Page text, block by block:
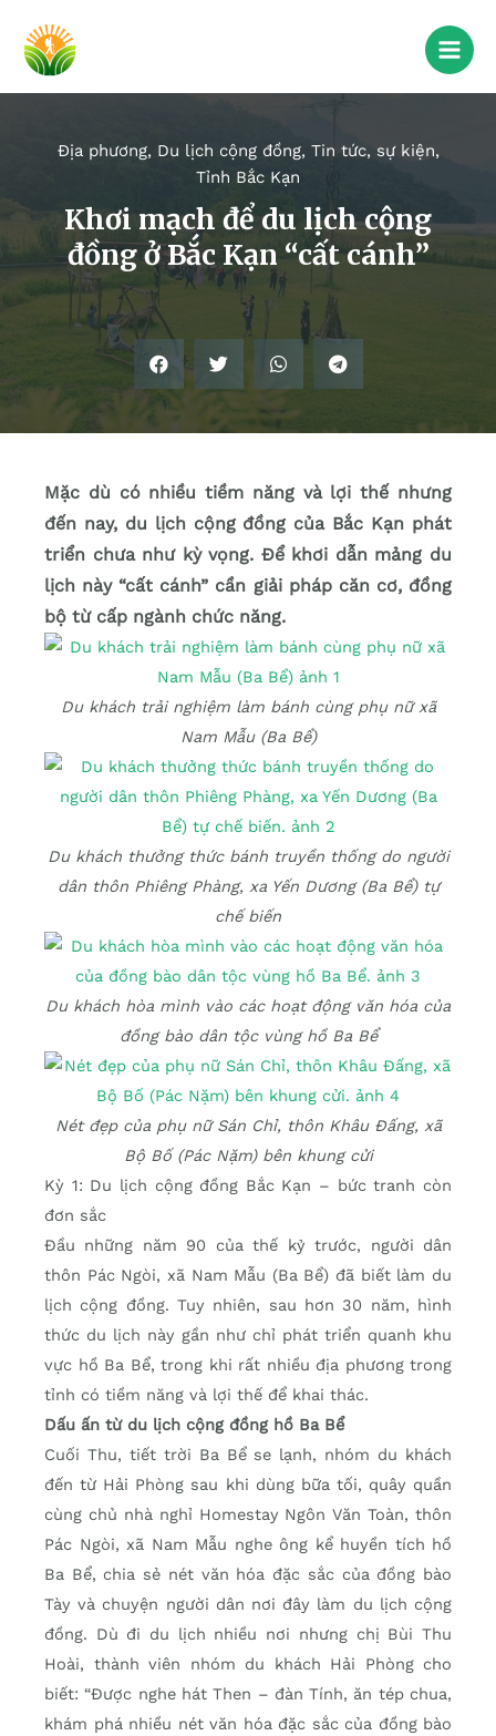
Địa phương, Du lịch cộng đồng, Tin tức, sự kiện,
Tỉnh Bắc Kạn
Khơi mạch để du lịch cộng
đồng ở Bắc Kạn “cất cánh”
Mặc dù có nhiều tiềm năng và lợi thế nhưng
đến nay, du lịch cộng đồng của Bắc Kạn phát
triển chưa như kỳ vọng. Để khơi dẫn mảng du
lịch này “cất cánh” cần giải pháp căn cơ, đồng
bộ từ cấp ngành chức năng.
Du khách trải nghiệm làm bánh cùng phụ nữ xã
Nam Mẫu (Ba Bể)
Du khách thưởng thức bánh truyền thống do người
dân thôn Phiêng Phàng, xa Yến Dương (Ba Bể) tự
chế biến
Du khách hòa mình vào các hoạt động văn hóa của
đồng bào dân tộc vùng hồ Ba Bể
Nét đẹp của phụ nữ Sán Chỉ, thôn Khâu Đấng, xã
Bộ Bố (Pác Nặm) bên khung cửi
Kỳ 1: Du lịch cộng đồng Bắc Kạn – bức tranh còn
đơn sắc
Đầu những năm 90 của thế kỷ trước, người dân
thôn Pác Ngòi, xã Nam Mẫu (Ba Bể) đã biết làm du
lịch cộng đồng. Tuy nhiên, sau hơn 30 năm, hình
thức du lịch này gần như chỉ phát triển quanh khu
vực hồ Ba Bể, trong khi rất nhiều địa phương trong
tỉnh có tiềm năng và lợi thế để khai thác.
Dấu ấn từ du lịch cộng đồng hồ Ba Bể
Cuối Thu, tiết trời Ba Bể se lạnh, nhóm du khách
đến từ Hải Phòng sau khi dùng bữa tối, quây quần
cùng chủ nhà nghỉ Homestay Ngôn Văn Toàn, thôn
Pác Ngòi, xã Nam Mẫu nghe ông kể huyền tích hồ
Ba Bể, chia sẻ nét văn hóa đặc sắc của đồng bào
Tày và chuyện người dân nơi đây làm du lịch cộng
đồng. Dù đi du lịch nhiều nơi nhưng chị Bùi Thu
Hoài, thành viên nhóm du khách Hải Phòng cho
biết: “Được nghe hát Then – đàn Tính, ăn tép chua,
khám phá nhiều nét văn hóa đặc sắc của đồng bào